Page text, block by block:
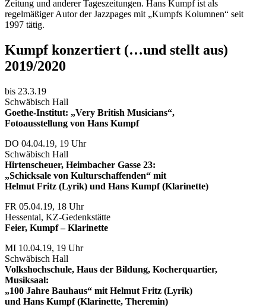
Zeitung und anderer Tageszeitungen. Hans Kumpf ist als
regelmäßiger Autor der Jazzpages mit „Kumpfs Kolumnen“ seit
1997 tätig.
Kumpf konzertiert (…und stellt aus)
2019/2020
bis 23.3.19
Schwäbisch Hall
Goethe-Institut: „Very British Musicians“,
Fotoausstellung von Hans Kumpf
DO 04.04.19, 19 Uhr
Schwäbisch Hall
Hirtenscheuer, Heimbacher Gasse 23:
„Schicksale von Kulturschaffenden“ mit
Helmut Fritz (Lyrik) und Hans Kumpf (Klarinette)
FR 05.04.19, 18 Uhr
Hessental, KZ-Gedenkstätte
Feier, Kumpf – Klarinette
MI 10.04.19, 19 Uhr
Schwäbisch Hall
Volkshochschule, Haus der Bildung, Kocherquartier,
Musiksaal:
„100 Jahre Bauhaus“ mit Helmut Fritz (Lyrik)
und Hans Kumpf (Klarinette, Theremin)